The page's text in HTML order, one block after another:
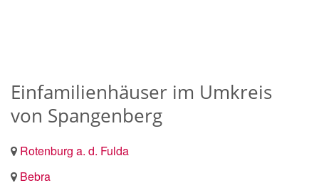
Einfamilienhäuser im Umkreis
von Spangenberg
Rotenburg a. d. Fulda
Bebra